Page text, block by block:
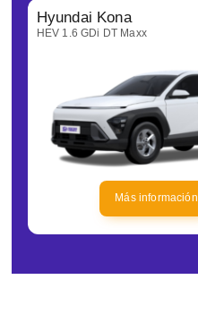
Hyundai Kona
HEV 1.6 GDi DT Maxx
Más información